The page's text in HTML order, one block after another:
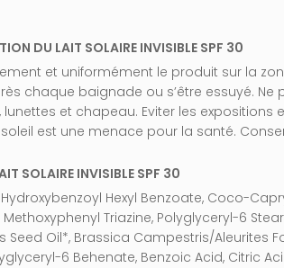
DU LAIT SOLAIRE INVISIBLE SPF 30
et uniformément le produit sur la
chaque baignade ou s’être essuyé.
et chapeau. Eviter les expositions
est une menace pour la santé.
SOLAIRE INVISIBLE SPF 30
Hexyl Benzoate, Coco-
Triazine, Polyglyceryl-6
Seed Oil*, Brassica Campestris/Aleurites
6 Behenate, Benzoic Acid, Citric